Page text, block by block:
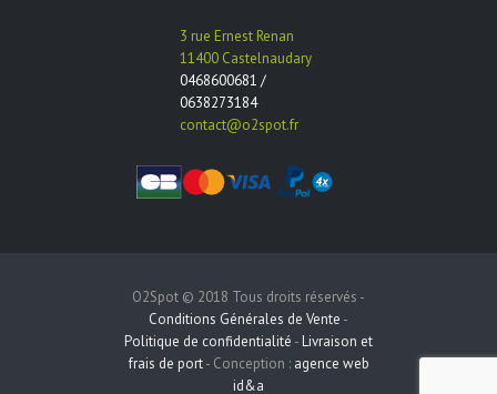
3 rue Ernest Renan
11400 Castelnaudary
0468600681 /
0638273184
contact@o2spot.fr
O2Spot © 2018 Tous droits réservés -
Conditions Générales de Vente -
Politique de confidentialité - Livraison et
frais de port- Conception : agence web
id&a